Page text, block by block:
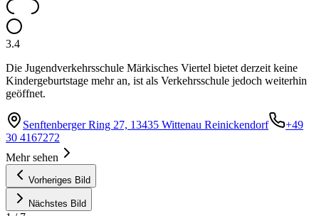
3.4
Die Jugendverkehrsschule Märkisches Viertel bietet derzeit keine
Kindergeburtstage mehr an, ist als Verkehrsschule jedoch weiterhin
geöffnet.
Senftenberger Ring 27, 13435 Wittenau Reinickendorf
+49
30 4167272
Mehr sehen
Vorheriges Bild
Nächstes Bild